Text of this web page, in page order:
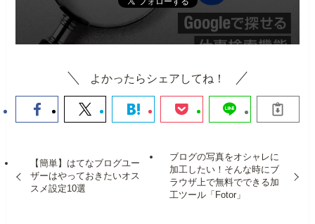
よかったらシェアしてね！
【簡単】はてなブログユー
ザーはやっておきたいオス
スメ設定10選
ブログの写真をオシャレに
加工したい！そんな時にブ
ラウザ上で無料でできる加
工ツール「Fotor」